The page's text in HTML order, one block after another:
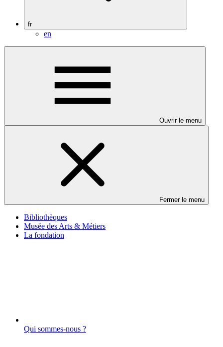
fr
en
Ouvrir le menu
Fermer le menu
Bibliothèques
Musée des Arts & Métiers
La fondation
Qui sommes-nous ?